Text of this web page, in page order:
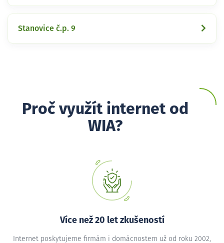
Stanovice č.p. 9
Proč využít internet od
WIA?
Více než 20 let zkušeností
Internet poskytujeme firmám i domácnostem už od roku 2002,